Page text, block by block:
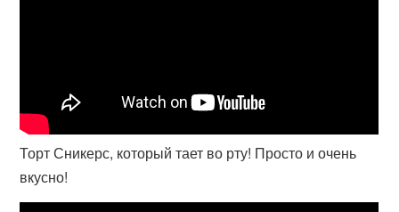
Торт Сникерс, который тает во рту! Просто и очень
вкусно!